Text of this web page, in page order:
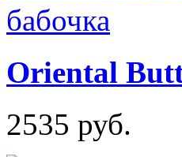
Oriental
2535 руб.